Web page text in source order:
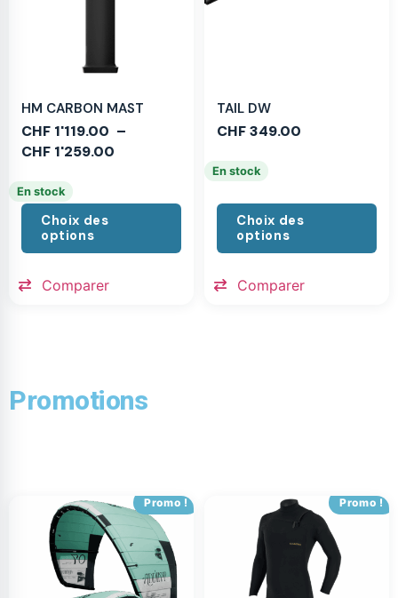
HM CARBON MAST
CHF 1'119.00 –
CHF 1'259.00
En stock
Choix des
options
Comparer
TAIL DW
CHF349.00
En stock
Choix des
options
Comparer
Promotions
Promo ! Promo !